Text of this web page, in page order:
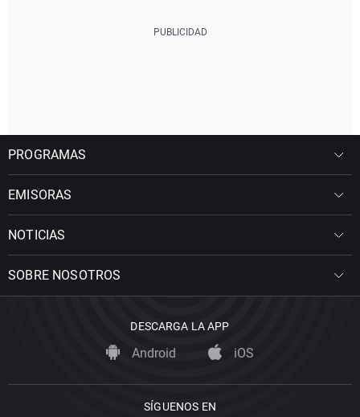
PROGRAMAS
EMISORAS
NOTICIAS
SOBRE NOSOTROS
DESCARGA LA APP
Android iOS
SÍGUENOS EN